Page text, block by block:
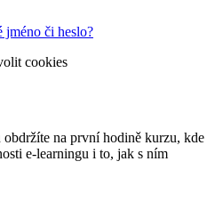
jméno či heslo?
cookies
obdržíte na první hodině kurzu, kde
e-learningu i to, jak s ním